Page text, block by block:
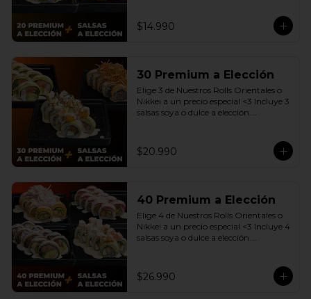
$14.990
30 Premium a Elección
Elige 3 de Nuestros Rolls Orientales o
Nikkei a un precio especial <3 Incluye 3
salsas soya o dulce a elección.
$20.990
40 Premium a Elección
Elige 4 de Nuestros Rolls Orientales o
Nikkei a un precio especial <3 Incluye 4
salsas soya o dulce a elección.
$26.990